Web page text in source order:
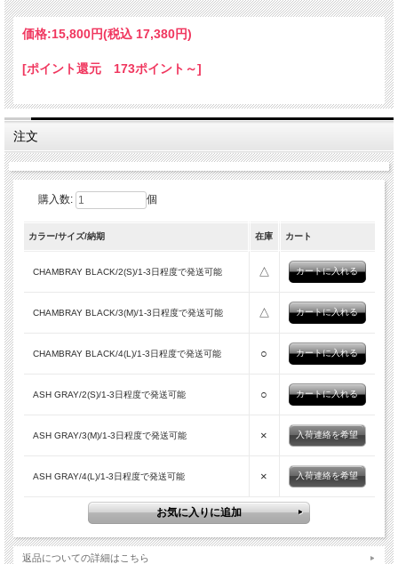
ポケットが付いているので、安心感もあり、シャツジャケットの様な雰囲気
たりとしたシルエットのトレンドも相まって、カップルやご夫婦で兼用も可
26'S/Sはご要望が多かった定番の[NEW SEMI WIDE SHARI PANTS]とセットア
ップになる様に同素材になっておりますので、26'S/Sの[SHARI PANTS]をお持
「LAMOND」の他の商品を見る
価格:15,800円(税込 17,380円)
[ポイント還元 173ポイント～]
注文
購入数: 個
カラー/サイズ/納期 在庫 カート
CHAMBRAY BLACK/2(S)/1-3日程度で発送可能 △
CHAMBRAY BLACK/3(M)/1-3日程度で発送可能 △
CHAMBRAY BLACK/4(L)/1-3日程度で発送可能 ○
ASH GRAY/2(S)/1-3日程度で発送可能 ○
ASH GRAY/3(M)/1-3日程度で発送可能 × 入荷連絡を希望
ASH GRAY/4(L)/1-3日程度で発送可能 × 入荷連絡を希望
返品についての詳細はこちら